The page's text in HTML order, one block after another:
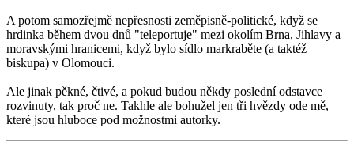
A potom samozřejmě nepřesnosti zeměpisně-politické, když se
hrdinka během dvou dnů "teleportuje" mezi okolím Brna, Jihlavy a
moravskými hranicemi, když bylo sídlo markraběte (a taktéž
biskupa) v Olomouci.
Ale jinak pěkné, čtivé, a pokud budou někdy poslední odstavce
rozvinuty, tak proč ne. Takhle ale bohužel jen tři hvězdy ode mě,
které jsou hluboce pod možnostmi autorky.